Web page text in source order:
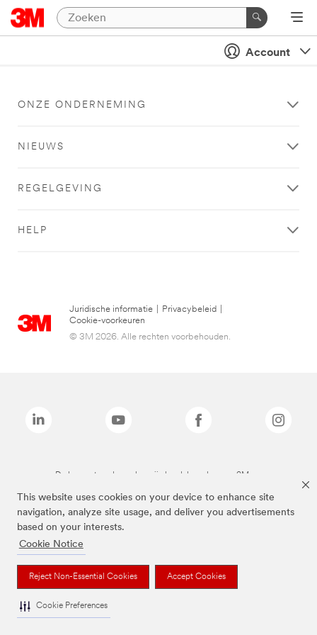
This website uses cookies on your device to enhance site
navigation, analyze site usage, and deliver you advertisements
based on your interests.
Cookie Notice
Reject Non-Essential Cookies Accept Cookies
Cookie Preferences
Account
ONZE ONDERNEMING
NIEUWS
REGELGEVING
HELP
Juridische informatie Privacybeleid
Cookie-voorkeuren
© 3M 2026. Alle rechten voorbehouden.
De bovenstaande merken zijn handelsmerken van 3M.we